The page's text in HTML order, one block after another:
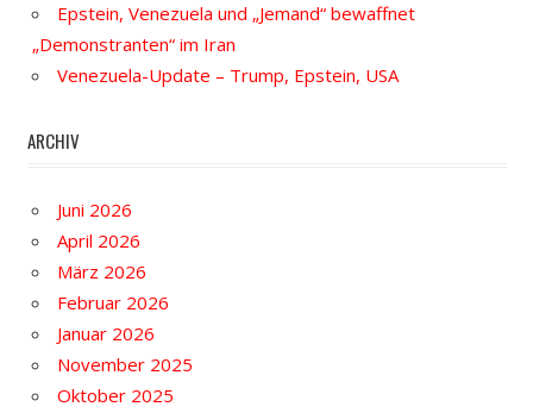
Epstein, Venezuela und „Jemand“ bewaffnet
„Demonstranten“ im Iran
Venezuela-Update – Trump, Epstein, USA
ARCHIV
Juni 2026
April 2026
März 2026
Februar 2026
Januar 2026
November 2025
Oktober 2025